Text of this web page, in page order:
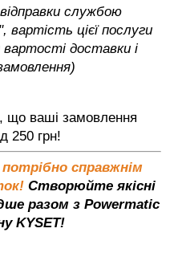
службою
цієї послуги
доставки і
що ваші замовлення
250 грн!
справжнім
Створюйте якісні
разом з Powermatic
KYSET!